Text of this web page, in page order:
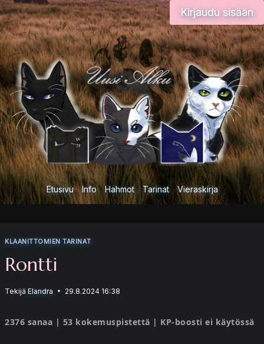
Siirry
sisältöön
Kirjaudu sisään
Etusivu Info Hahmot Tarinat Vieraskirja
KLAANITTOMIEN TARINAT
Rontti
Tekijä Elandra 29.8.2024 16:38
2376 sanaa | 53 kokemuspistettä | KP-boosti ei käytössä